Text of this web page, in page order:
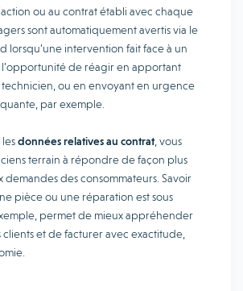
ou au contrat établi avec chaque
sont automatiquement avertis via le
lorsqu’une intervention fait face à un
l’opportunité de réagir en apportant
technicien, ou en envoyant en urgence
par exemple.
données relatives au contrat, vous
terrain à répondre de façon plus
des consommateurs. Savoir
pièce ou une réparation est sous
permet de mieux appréhender
clients et de facturer avec exactitude,